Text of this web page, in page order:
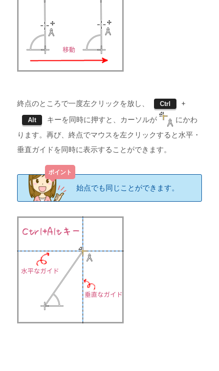
終点のところで一度左クリックを放し、 Ctrl +
Alt キーを同時に押すと、カーソルが
にかわ
ります。再び、終点でマウスを左クリックすると水平・
垂直ガイドを同時に表示することができます。
始点でも同じことができます。